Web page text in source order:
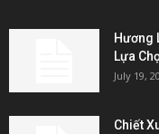
Hương
Lựa
July 19,
Chiết